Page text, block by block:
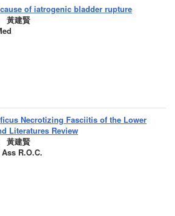
of iatrogenic bladder rupture
黃建賢
Necrotizing Fasciitis of the Lower
Literatures Review
黃建賢
R.O.C.